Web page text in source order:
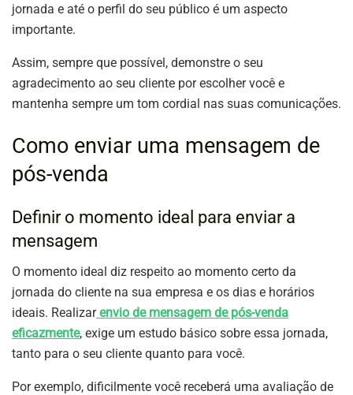
jornada e até o perfil do seu público é um aspecto
importante.
Assim, sempre que possível, demonstre o seu
agradecimento ao seu cliente por escolher você e
mantenha sempre um tom cordial nas suas comunicações.
Como enviar uma mensagem de
pós-venda
Definir o momento ideal para enviar a
mensagem
O momento ideal diz respeito ao momento certo da
jornada do cliente na sua empresa e os dias e horários
ideais. Realizar envio de mensagem de pós-venda
eficazmente, exige um estudo básico sobre essa jornada,
tanto para o seu cliente quanto para você.
Por exemplo, dificilmente você receberá uma avaliação de